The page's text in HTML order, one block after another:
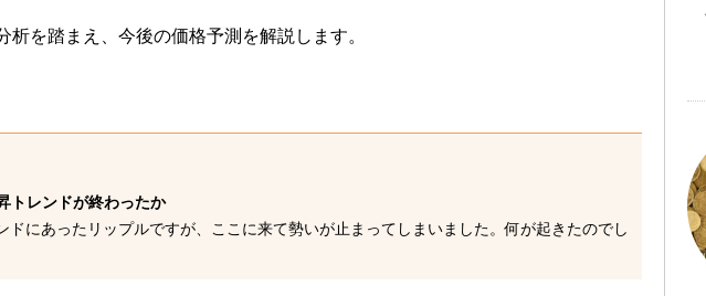
析を踏まえ、今後の価格予測を解説します。
トレンドが終わったか
ドにあったリップルですが、ここに来て勢いが止まってしまいました。何が起きたのでし